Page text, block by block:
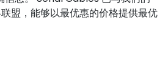
盟，能够以最优惠的价格提供最优